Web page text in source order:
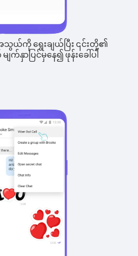
ယ်ကို ရွေးချယ်ပြီး ၎င်းတို့၏
နှာပြင်မှနေ၍ ဖုန်းခေါ်ပါ